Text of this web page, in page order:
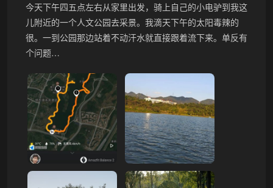
今天下午四五点左右从家里出发，骑上自己的小电驴到我这
儿附近的一个人文公园去采景。我滴天下午的太阳毒辣的
很。一到公园那边站着不动汗水就直接跟着流下来。单反有
个问题…